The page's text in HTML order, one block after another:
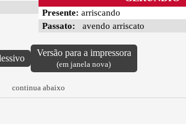
Presente: arriscando
Passato: avendo arriscato
Versão para a impressora
(em janela nova)
continua abaixo